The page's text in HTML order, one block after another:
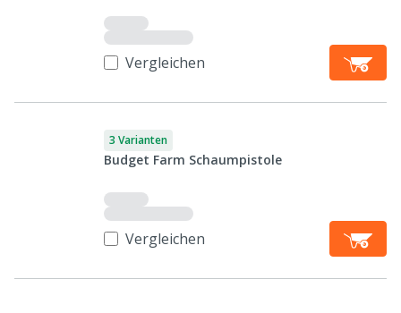
Vergleichen
3 Varianten
Budget Farm Schaumpistole
Vergleichen